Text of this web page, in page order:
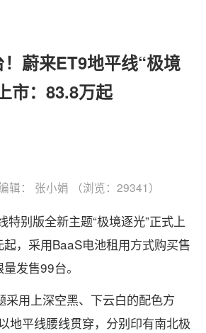
蔚来ET9地平线“极境
市：83.8万起
辑： 张小娟 （浏览：29341）
特别版全新主题“极境逐光”正式上
，采用BaaS电池租用方式购买售
发售99台。
采用上深空黑、下云白的配色方
地平线腰线贯穿，分别印有南北极